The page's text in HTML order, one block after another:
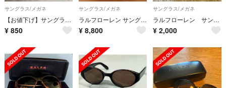
サングラス/メガネ
【お値下げ】サングラス アイウェア Ralph レディース ブラウン
¥ 850
サングラス/メガネ
ラルフローレン サングラス
¥ 8,800
サングラス/メガネ
ラルフローレン サングラス
¥ 2,000